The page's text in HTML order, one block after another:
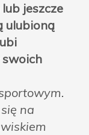
jeszcze
ulubioną
na